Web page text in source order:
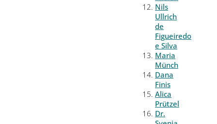
Nils
Ullrich
de
Figueiredo
e Silva
Maria
Münch
Dana
Finis
Alica
Prützel
Dr.